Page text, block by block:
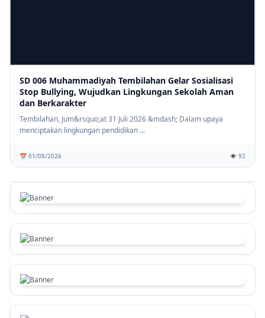
SD 006 Muhammadiyah Tembilahan Gelar Sosialisasi
Stop Bullying, Wujudkan Lingkungan Sekolah Aman
dan Berkarakter
Tembilahan, Jum&rsquo;at 31 Juli 2026 &mdash; Dalam upaya
menciptakan lingkungan pendidikan ...
📅 01/08/2026 👁️ 92